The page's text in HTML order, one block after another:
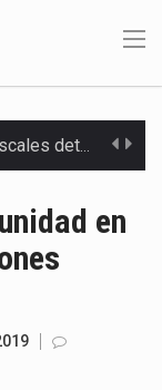
La industria automotriz mexicana concentra más de la mitad de las quejas bajo el Mecanismo…
en